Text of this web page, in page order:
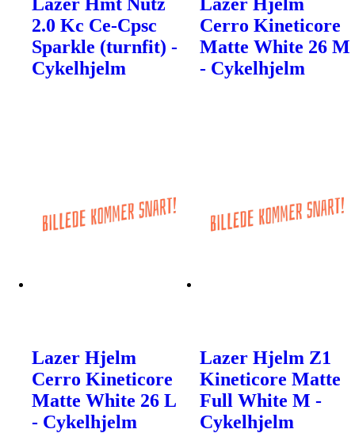
Lazer Hmt Nutz
2.0 Kc Ce-Cpsc
Sparkle (turnfit) -
Cykelhjelm
Lazer Hjelm
Cerro Kineticore
Matte White 26 M
- Cykelhjelm
Lazer Hjelm
Cerro Kineticore
Matte White 26 L
- Cykelhjelm
Lazer Hjelm Z1
Kineticore Matte
Full White M -
Cykelhjelm